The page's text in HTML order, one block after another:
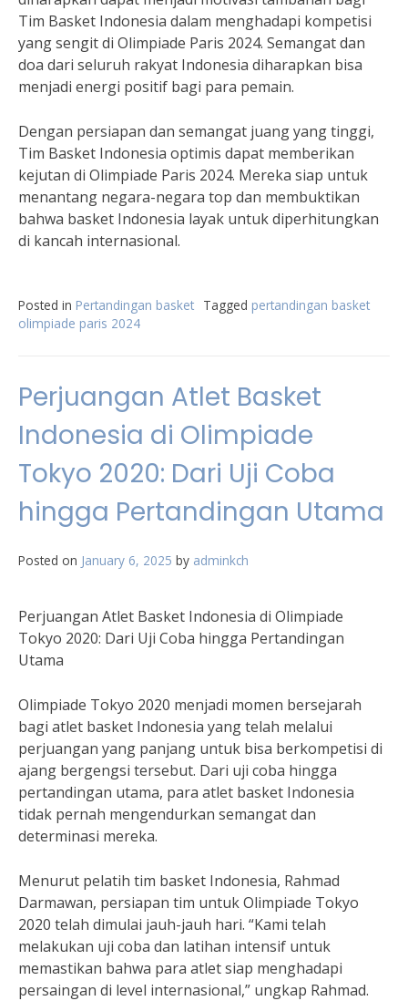
Tim Basket Indonesia dalam menghadapi kompetisi
yang sengit di Olimpiade Paris 2024. Semangat dan
doa dari seluruh rakyat Indonesia diharapkan bisa
menjadi energi positif bagi para pemain.
Dengan persiapan dan semangat juang yang tinggi,
Tim Basket Indonesia optimis dapat memberikan
kejutan di Olimpiade Paris 2024. Mereka siap untuk
menantang negara-negara top dan membuktikan
bahwa basket Indonesia layak untuk diperhitungkan
di kancah internasional.
Posted in Pertandingan basket Tagged pertandingan basket
olimpiade paris 2024
Perjuangan Atlet Basket
Indonesia di Olimpiade
Tokyo 2020: Dari Uji Coba
hingga Pertandingan Utama
Posted on January 6, 2025 by adminkch
Perjuangan Atlet Basket Indonesia di Olimpiade
Tokyo 2020: Dari Uji Coba hingga Pertandingan
Utama
Olimpiade Tokyo 2020 menjadi momen bersejarah
bagi atlet basket Indonesia yang telah melalui
perjuangan yang panjang untuk bisa berkompetisi di
ajang bergengsi tersebut. Dari uji coba hingga
pertandingan utama, para atlet basket Indonesia
tidak pernah mengendurkan semangat dan
determinasi mereka.
Menurut pelatih tim basket Indonesia, Rahmad
Darmawan, persiapan tim untuk Olimpiade Tokyo
2020 telah dimulai jauh-jauh hari. “Kami telah
melakukan uji coba dan latihan intensif untuk
memastikan bahwa para atlet siap menghadapi
persaingan di level internasional,” ungkap Rahmad.